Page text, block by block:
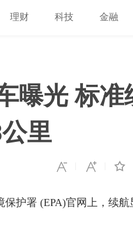
理财 科技 金融
曝光 标
里
护署 (EPA)官网上，续航